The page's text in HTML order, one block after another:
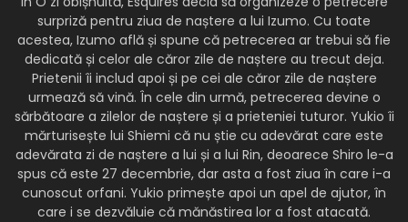
Blue Exorcist – Sezonul 1 Episodul 15 – Un act de
binefacere
Eps 15 - Un act de binefacere - 6 July, 2025
Blue Exorcist – Sezonul 1 Episodul 14 – Un picnic
distractiv
Eps 14 - Un picnic distractiv - 6 July, 2025
Blue Exorcist – Sezonul 1 Episodul 13 – Dovada
surpriză pentru ziua de naștere a lui Izumo. Cu toate
acestea, Izumo află și spune că petrecerea ar trebui să fie
dedicată și celor ale căror zile de naștere au trecut deja.
Prietenii îi includ apoi și pe cei ale căror zile de naștere
urmează să vină. În cele din urmă, petrecerea devine o
sărbătoare a zilelor de naștere și a prieteniei tuturor. Yukio îi
mărturisește lui Shiemi că nu știe cu adevărat care este
adevărata zi de naștere a lui și a lui Rin, deoarece Shiro le-a
spus că este 27 decembrie, dar asta a fost ziua în care i-a
cunoscut orfani. Yukio primește apoi un apel de ajutor, în
care i se dezvăluie că mănăstirea lor a fost atacată.